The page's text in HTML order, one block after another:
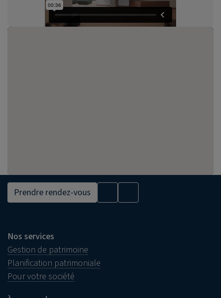
Prendre rendez-vous
Nos services
Gestion de patrimoine
Planification patrimoniale
Pour votre société